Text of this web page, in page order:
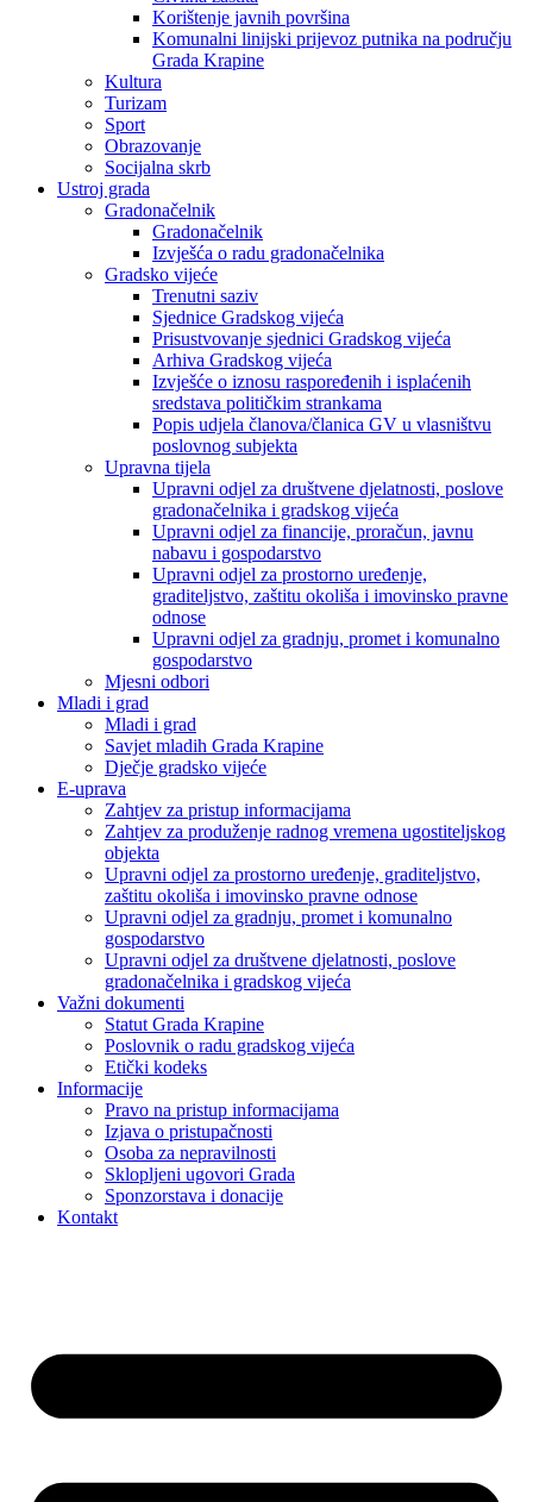
Korištenje javnih površina
Komunalni linijski prijevoz putnika na području
Grada Krapine
Kultura
Turizam
Sport
Obrazovanje
Socijalna skrb
Ustroj grada
Gradonačelnik
Gradonačelnik
Izvješća o radu gradonačelnika
Gradsko vijeće
Trenutni saziv
Sjednice Gradskog vijeća
Prisustvovanje sjednici Gradskog vijeća
Arhiva Gradskog vijeća
Izvješće o iznosu raspoređenih i isplaćenih
sredstava političkim strankama
Popis udjela članova/članica GV u vlasništvu
poslovnog subjekta
Upravna tijela
Upravni odjel za društvene djelatnosti, poslove
gradonačelnika i gradskog vijeća
Upravni odjel za financije, proračun, javnu
nabavu i gospodarstvo
Upravni odjel za prostorno uređenje,
graditeljstvo, zaštitu okoliša i imovinsko pravne
odnose
Upravni odjel za gradnju, promet i komunalno
gospodarstvo
Mjesni odbori
Mladi i grad
Mladi i grad
Savjet mladih Grada Krapine
Dječje gradsko vijeće
E-uprava
Zahtjev za pristup informacijama
Zahtjev za produženje radnog vremena ugostiteljskog
objekta
Upravni odjel za prostorno uređenje, graditeljstvo,
zaštitu okoliša i imovinsko pravne odnose
Upravni odjel za gradnju, promet i komunalno
gospodarstvo
Upravni odjel za društvene djelatnosti, poslove
gradonačelnika i gradskog vijeća
Važni dokumenti
Statut Grada Krapine
Poslovnik o radu gradskog vijeća
Etički kodeks
Informacije
Pravo na pristup informacijama
Izjava o pristupačnosti
Osoba za nepravilnosti
Sklopljeni ugovori Grada
Sponzorstava i donacije
Kontakt